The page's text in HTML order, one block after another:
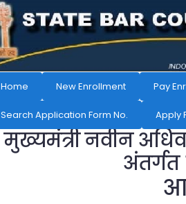
Home New Enrollment Pay
Search Application Form No. Apply
मुख्यमंत्री नवीन
अंतर्गत